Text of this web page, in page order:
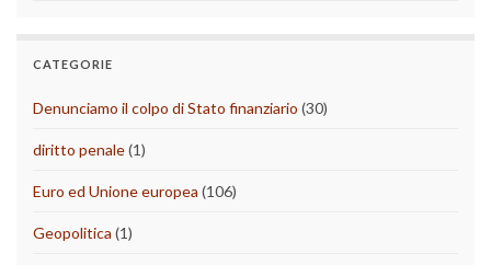
CATEGORIE
Denunciamo il colpo di Stato finanziario (30)
diritto penale(1)
Euro ed Unione europea (106)
Geopolitica (1)